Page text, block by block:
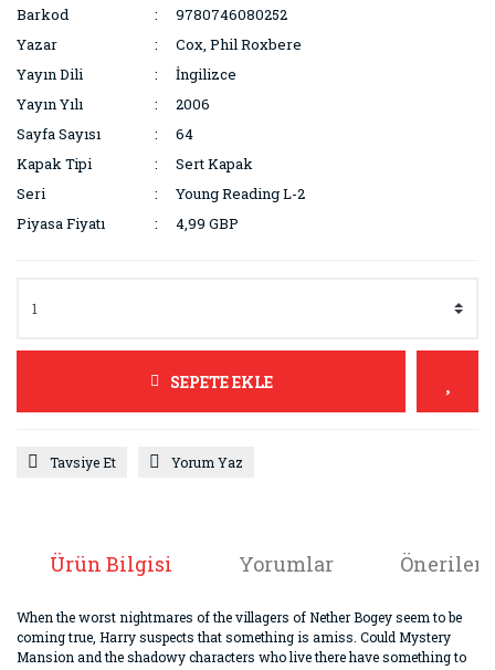
Barkod
9780746080252
Yazar
Cox, Phil Roxbere
Yayın Dili
İngilizce
Yayın Yılı
2006
Sayfa Sayısı
64
Kapak Tipi
Sert Kapak
Seri
Young Reading L-2
Piyasa Fiyatı
4,99 GBP
SEPETE EKLE
Tavsiye Et Yorum Yaz
Ürün Bilgisi Yorumlar
When the worst nightmares of the villagers of Nether Bogey seem to be
coming true, Harry suspects that something is amiss. Could Mystery
Mansion and the shadowy characters who live there have something to